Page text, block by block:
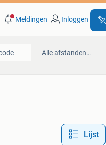
Meldingen Inloggen
Alle afstanden…
Lijst